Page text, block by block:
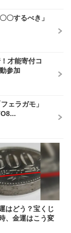
〇するべき」
才能寄付コ
参加
ェラガモ」
はどう？宝くじ
、金運はこう変